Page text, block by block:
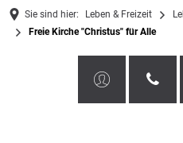
Sie sind hier: Leben & Freizeit
Freie Kirche "Christus" für Alle